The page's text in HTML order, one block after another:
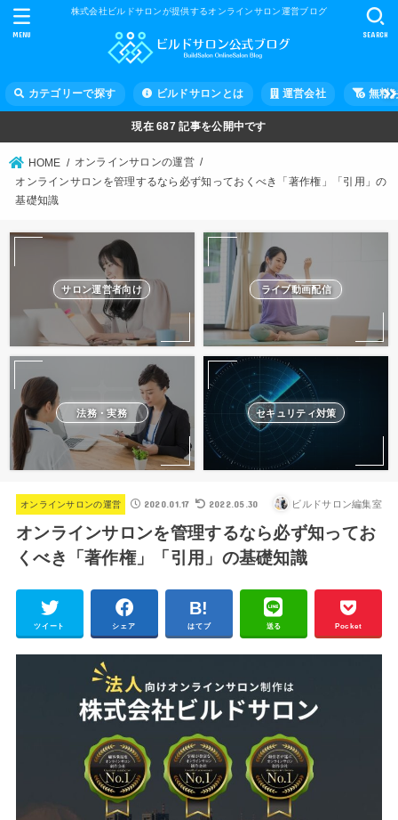
株式会社ビルドサロンが提供するオンラインサロン運営ブログ
カテゴリーで探す ビルドサロンとは 運営会社 無料
SEARCH
MENU
現在687 記事を公開中です
HOME
オンラインサロンの運営
オンラインサロンを管理するなら必ず知っておくべき「著作権」「引用」の
基礎知識
サロン運営者向け ライブ動画配信
法務・実務 セキュリティ対策
オンラインサロンの運営 2020.01.17 2022.05.30 ビルドサロン編集室
オンラインサロンを管理するなら必ず知ってお
くべき「著作権」「引用」の基礎知識
ツイート シェア はてブ 送る Pocket